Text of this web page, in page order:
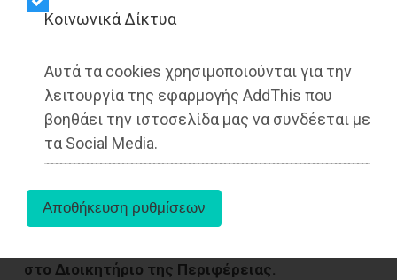
Kοινωνικά Δίκτυα
Αυτά τα cookies χρησιμοποιούνται για την
λειτουργία της εφαρμογής AddThis που
βοηθάει την ιστοσελίδα μας να συνδέεται με
τα Social Media.
Τη σύμβαση για την υλοποίηση ενός μείζονος
σημασίας αντιπλημμυρικού έργου, την
Γλυφάδα, υπέγραψε ο Περιφερειάρχης
Αττικής, Νίκος Χαρδαλιάς, παρουσία του
στο Διοικητήριο της Περιφέρειας.